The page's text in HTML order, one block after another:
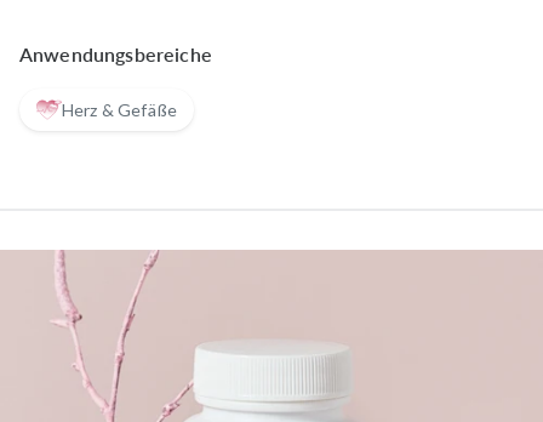
Anwendungsbereiche
Herz & Gefäße